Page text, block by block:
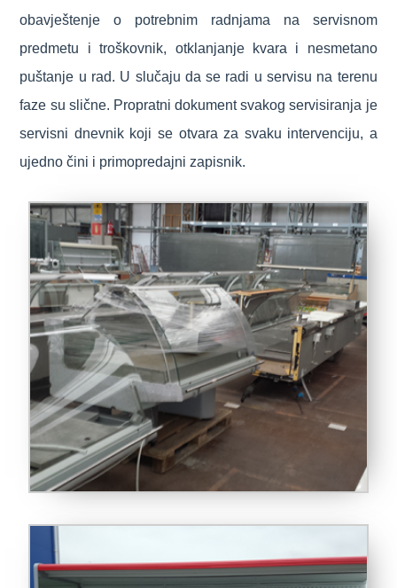
obavještenje o potrebnim radnjama na servisnom
predmetu i troškovnik, otklanjanje kvara i nesmetano
puštanje u rad. U slučaju da se radi u servisu na terenu
faze su slične. Propratni dokument svakog servisiranja je
servisni dnevnik koji se otvara za svaku intervenciju, a
ujedno čini i primopredajni zapisnik.